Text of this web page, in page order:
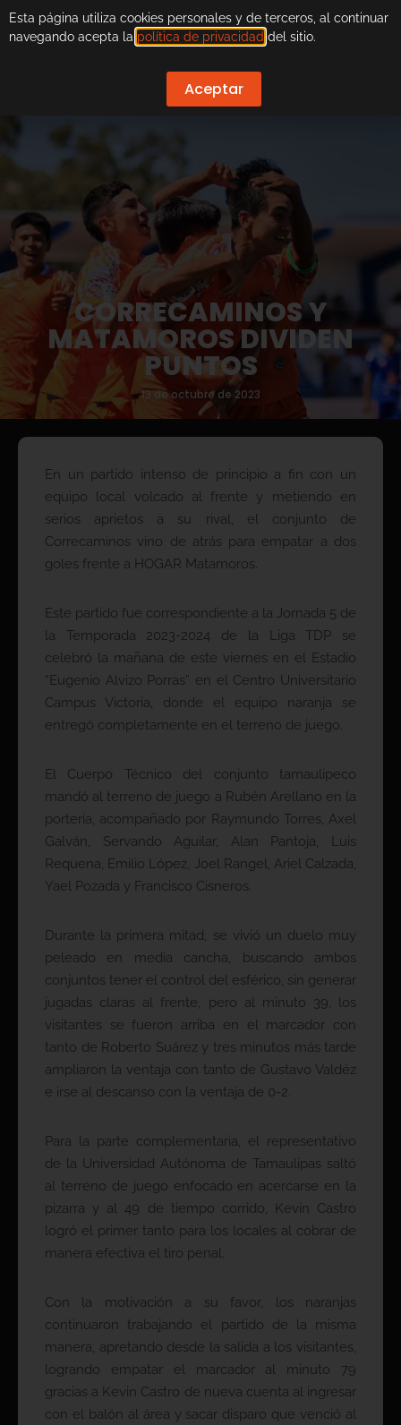
CORRECAMINOS Y
MATAMOROS DIVIDEN
PUNTOS
13 de octubre de 2023
En un partido intenso de principio a fin con un
equipo local volcado al frente y metiendo en
serios aprietos a su rival, el conjunto de
Correcaminos vino de atrás para empatar a dos
goles frente a HOGAR Matamoros.
Este partido fue correspondiente a la Jornada 5 de
la Temporada 2023-2024 de la Liga TDP se
celebró la mañana de este viernes en el Estadio
“Eugenio Alvizo Porras” en el Centro Universitario
Campus Victoria, donde el equipo naranja se
entregó completamente en el terreno de juego.
El Cuerpo Técnico del conjunto tamaulipeco
mandó al terreno de juego a Rubén Arellano en la
portería, acompañado por Raymundo Torres, Axel
Galván, Servando Aguilar, Alan Pantoja, Luis
Requena, Emilio López, Joel Rangel, Ariel Calzada,
Yael Pozada y Francisco Cisneros.
Durante la primera mitad, se vivió un duelo muy
peleado en media cancha, buscando ambos
conjuntos tener el control del esférico, sin generar
jugadas claras al frente, pero al minuto 39, los
visitantes se fueron arriba en el marcador con
tanto de Roberto Suárez y tres minutos más tarde
ampliaron la ventaja con tanto de Gustavo Valdéz
e irse al descanso con la ventaja de 0-2.
Para la parte complementaria, el representativo
de la Universidad Autónoma de Tamaulipas saltó
al terreno de juego enfocado en acercarse en la
pizarra y al 49 de tiempo corrido, Kevin Castro
logró el primer tanto para los locales al cobrar de
manera efectiva el tiro penal.
Con la motivación a su favor, los naranjas
continuaron trabajando el partido de la misma
manera, apretando desde la salida a los visitantes,
logrando empatar el marcador al minuto 79
gracias a Kevin Castro de nueva cuenta al ingresar
con el balón al área y sacar disparo que venció al
Esta página utiliza cookies personales y de terceros, al continuar
navegando acepta la política de privacidad del sitio.
Aceptar